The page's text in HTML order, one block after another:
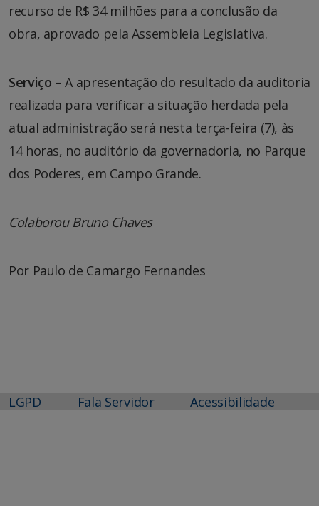
recurso de R$ 34 milhões para a conclusão da
obra, aprovado pela Assembleia Legislativa.
Serviço – A apresentação do resultado da auditoria
realizada para verificar a situação herdada pela
atual administração será nesta terça-feira (7), às
14 horas, no auditório da governadoria, no Parque
dos Poderes, em Campo Grande.
Colaborou Bruno Chaves
Por Paulo de Camargo Fernandes
LGPD Fala Servidor Acessibilidade